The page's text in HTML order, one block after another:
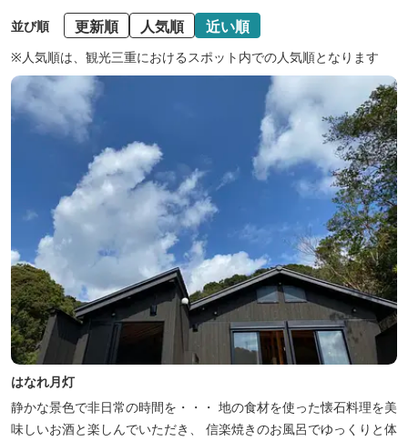
並び順 更新順 人気順 近い順
※人気順は、観光三重におけるスポット内での人気順となります
はなれ月灯
静かな景色で非日常の時間を・・・ 地の食材を使った懐石料理を美
味しいお酒と楽しんでいただき、 信楽焼きのお風呂でゆっくりと体